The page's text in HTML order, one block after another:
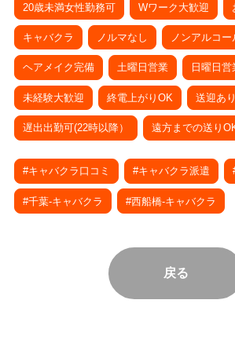
20歳未満女性勤務可 Wワーク大歓迎
キャバクラ ノルマなし ノンアルコー
ヘアメイク完備 土曜日営業 日曜日営
未経験大歓迎 終電上がりOK 送迎あり
遅出出勤可(22時以降） 遠方までの送り
#キャバクラ口コミ #キャバクラ派遣
#千葉-キャバクラ #西船橋-キャバクラ
戻る